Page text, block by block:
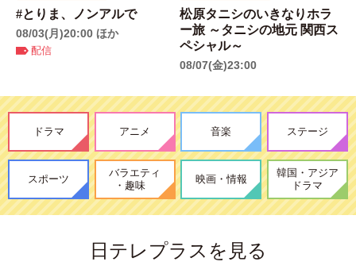
#とりま、ノンアルで
08/03(月)20:00 ほか
配信
松原タニシのいきなりホラ
ー旅 ～タニシの地元 関西ス
ペシャル～
08/07(金)23:00
ドラマ アニメ 音楽 ステージ
スポーツ
バラエティ
・趣味
映画・情報
韓国・アジア
ドラマ
日テレプラスを見る